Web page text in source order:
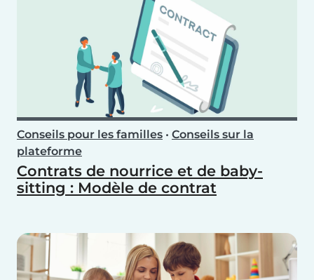
Conseils pour les familles • Conseils sur la
plateforme
Contrats de nourrice et de baby-
sitting : Modèle de contrat